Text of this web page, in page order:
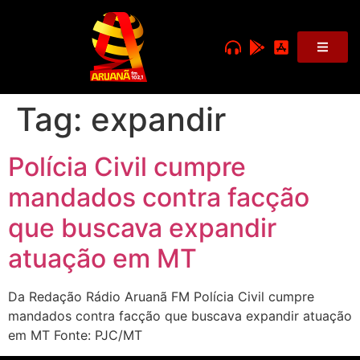
Tag: expandir
Polícia Civil cumpre
mandados contra facção
que buscava expandir
atuação em MT
Da Redação Rádio Aruanã FM Polícia Civil cumpre
mandados contra facção que buscava expandir atuação
em MT Fonte: PJC/MT